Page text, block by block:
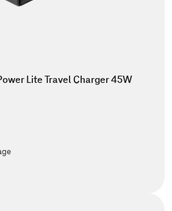
Lite Travel Charger 45W